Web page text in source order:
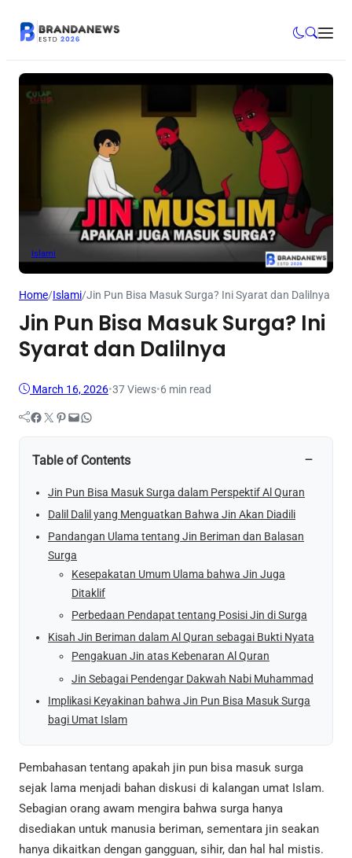
Islami
Home/Islami/Jin Pun Bisa Masuk Surga? Ini Syarat dan Dalilnya
Jin Pun Bisa Masuk Surga? Ini
Syarat dan Dalilnya
March 16, 2026•37Views•6 min read
Facebook Twitter Pinterest Mail WhatsApp
Table of Contents −
Jin Pun Bisa Masuk Surga dalam Perspektif Al Quran
Dalil Dalil yang Menguatkan Bahwa Jin Akan Diadili
Pandangan Ulama tentang Jin Beriman dan Balasan
Surga
Kesepakatan Umum Ulama bahwa Jin Juga
Ditaklif
Perbedaan Pendapat tentang Posisi Jin di Surga
Kisah Jin Beriman dalam Al Quran sebagai Bukti Nyata
Pengakuan Jin atas Kebenaran Al Quran
Jin Sebagai Pendengar Dakwah Nabi Muhammad
Implikasi Keyakinan bahwa Jin Pun Bisa Masuk Surga
bagi Umat Islam
Pembahasan tentang apakah jin pun bisa masuk surga
sejak lama menjadi bahan diskusi di kalangan umat Islam.
Sebagian orang awam mengira bahwa surga hanya
disediakan untuk manusia beriman, sementara jin seakan
hanya dikaitkan dengan gangguan, sihir, dan hal hal mistis.